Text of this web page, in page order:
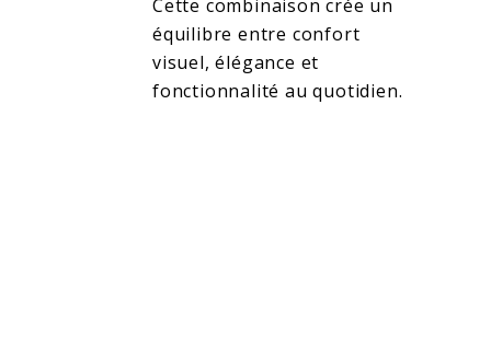
Cette combinaison crée un
équilibre entre confort
visuel, élégance et
fonctionnalité au quotidien.